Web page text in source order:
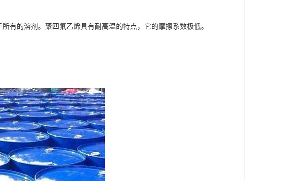
的溶剂。聚四氟乙烯具有耐高温的特点，它的摩擦系数极低。